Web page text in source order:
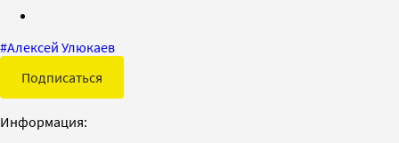
#Алексей Улюкаев
Подписаться
Информация: